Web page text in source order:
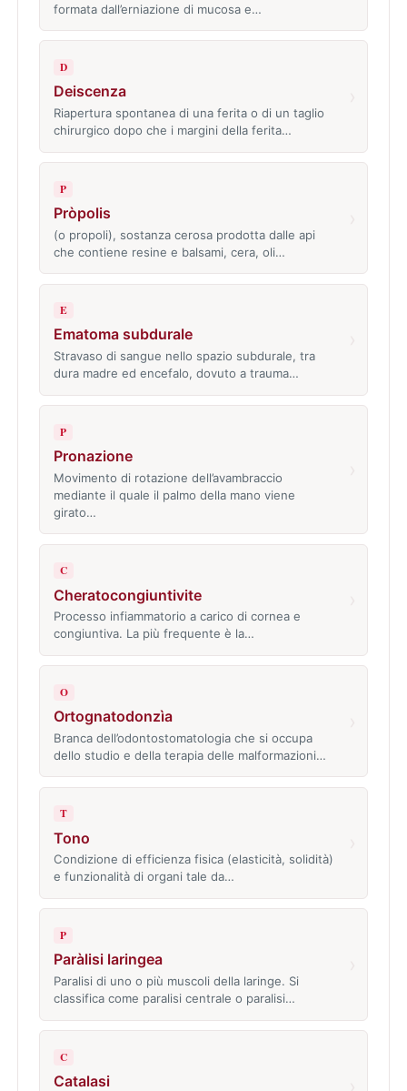
formata dall’erniazione di mucosa e…
D
Deiscenza
Riapertura spontanea di una ferita o di un taglio
chirurgico dopo che i margini della ferita…
P
Pròpolis
(o propoli), sostanza cerosa prodotta dalle api
che contiene resine e balsami, cera, oli…
E
Ematoma subdurale
Stravaso di sangue nello spazio subdurale, tra
dura madre ed encefalo, dovuto a trauma…
P
Pronazione
Movimento di rotazione dell’avambraccio
mediante il quale il palmo della mano viene
girato…
C
Cheratocongiuntivite
Processo infiammatorio a carico di cornea e
congiuntiva. La più frequente è la…
O
Ortognatodonzìa
Branca dell’odontostomatologia che si occupa
dello studio e della terapia delle malformazioni…
T
Tono
Condizione di efficienza fisica (elasticità, solidità)
e funzionalità di organi tale da…
P
Paràlisi laringea
Paralisi di uno o più muscoli della laringe. Si
classifica come paralisi centrale o paralisi…
C
Catalasi